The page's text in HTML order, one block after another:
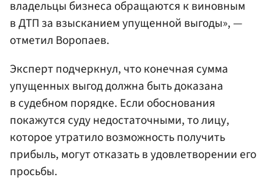
владельцы бизнеса обращаются к виновным
в ДТП за взысканием упущенной выгоды», —
отметил Воропаев.
Эксперт подчеркнул, что конечная сумма
упущенных выгод должна быть доказана
в судебном порядке. Если обоснования
покажутся суду недостаточными, то лицу,
которое утратило возможность получить
прибыль, могут отказать в удовлетворении его
просьбы.